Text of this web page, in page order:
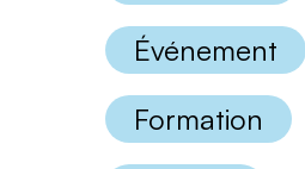
Événement
Formation